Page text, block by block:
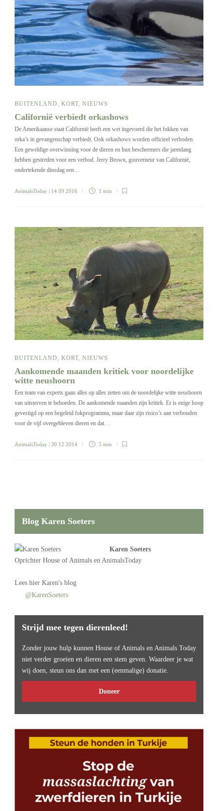
BUITENLAND, KORT, NIEUWS
Californië verbiedt orkashows
De Amerikaanse staat Californië heeft een wet ingevoerd die het fokken van
orka’s in gevangenschap verbiedt. Ook orkashows worden officieel verboden.
Een geweldige overwinning voor de dieren en hun beschermers die jarenlang
hebben gestreden voor een verbod. Jerry Brown, gouverneur van Californië,
ondertekende dinsdag een…
AnimalsToday | 14 09 2016 1 min
BUITENLAND, KORT, NIEUWS
Aankomende maanden kritiek voor noordelijke
witte neushoorn
Een team van experts gaan alles op alles zetten om de noordelijke witte neushoorn
van uitsterven te behoeden. De aankomende maanden zijn kritiek. Er is enige hoop
gevestigd op een begeleid fokprogramma, maar daar zijn risico’s aan verbonden
voor de vijf overgebleven dieren en dat…
AnimalsToday | 30 12 2014 5 min
Blog Karen Soeters
Karen Soeters
Oprichter House of Animals en AnimalsToday
Lees hier Karen's blog
@KarenSoeters
Strijd mee tegen dierenleed!
Zonder jouw hulp kunnen House of Animals en Animals Today
niet verder groeien en dieren een stem geven. Waardeer je wat
wij doen, steun ons dan met een (eenmalige) donatie.
Doneer